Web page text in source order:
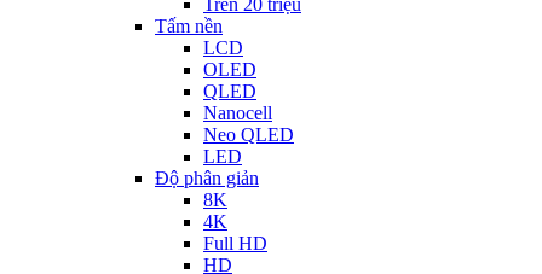
Tấm nền
LCD
OLED
QLED
Nanocell
Neo QLED
LED
Độ phân giản
8K
4K
Full HD
HD